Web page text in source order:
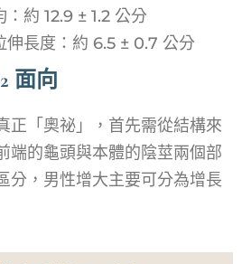
約 12.9 ± 1.2 公分
伸長度：約 6.5 ± 0.7 公分
面向
正「奧祕」，首先需從結構來
端的龜頭與本體的陰莖兩個部
分，男性增大主要可分為增長